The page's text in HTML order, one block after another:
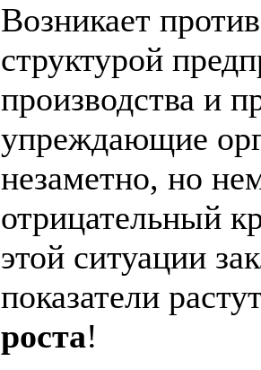
Возникает
структурой
производства и
упреждающие
незаметно, но
отрицательный
этой ситуации
показатели
роста!